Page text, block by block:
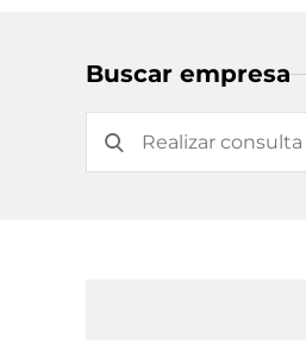
Buscar empresa